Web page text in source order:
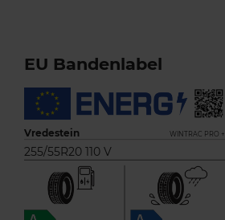
EU Bandenlabel
Vredestein WINTRAC PRO +
255/55R20 110 V